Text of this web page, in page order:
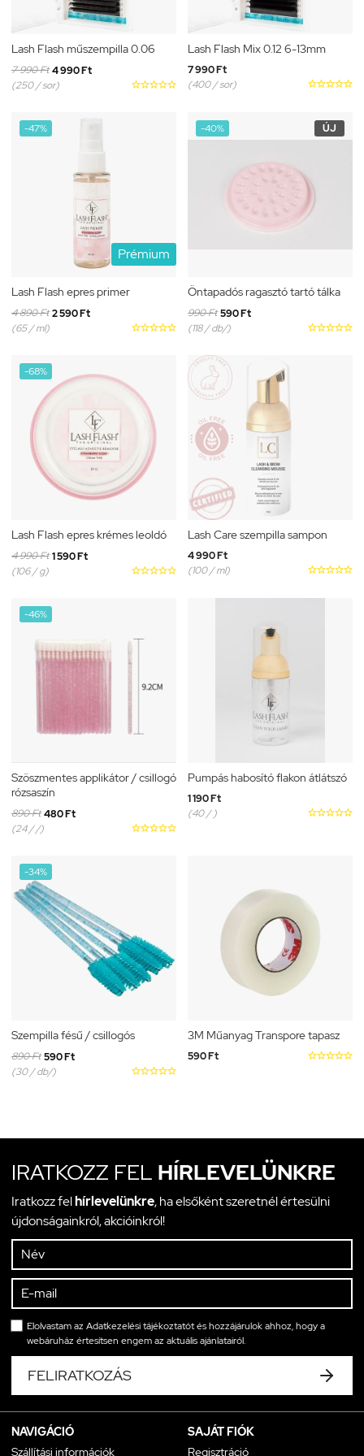
Lash Flash műszempilla 0.06

7 990 Ft 4 990 Ft
(250 / sor)
Lash Flash Mix 0.12 6-13mm

7 990 Ft
(400 / sor)
-47%
Prémium
Lash Flash epres primer

4 890 Ft 2 590 Ft
(65 / ml)
ÚJ
-40%
Öntapadós ragasztó tartó tálka

990 Ft 590 Ft
(118 / db/)
-68%
Lash Flash epres krémes leoldó

4 990 Ft 1 590 Ft
(106 / g)
Lash Care szempilla sampon

4 990 Ft
(100 / ml)
-46%
Szöszmentes applikátor / csillogó
rózsaszín

890 Ft 480 Ft
(24 / /)
Pumpás habosító flakon átlátszó

1 190 Ft
(40 / )
-34%
Szempilla fésű / csillogós

890 Ft 590 Ft
(30 / db/)
3M Műanyag Transpore tapasz

590 Ft
IRATKOZZ FEL HÍRLEVELÜNKRE
Iratkozz felhírlevelünkre, ha elsőként szeretnél értesülni
újdonságainkról, akcióinkról!
Elolvastam az Adatkezelési tájékoztatótés hozzájárulok ahhoz, hogy a
webáruház értesítsen engem az aktuális ajánlatairól.
FELIRATKOZÁS
NAVIGÁCIÓ
Szállítási információk
SAJÁT FIÓK
Regisztráció